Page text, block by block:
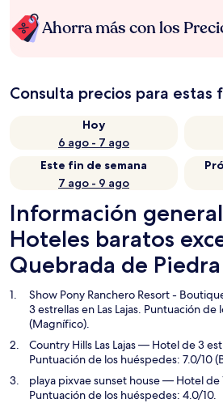
Ahorra más con los
Consulta precios para estas
Hoy
6 ago - 7 ago
Este fin de semana
7 ago - 9 ago
Información
Hoteles baratos
Quebrada de Piedra
Show Pony Ranchero Resort -
3 estrellas en Las Lajas. Puntuación
(Magnífico).
Country Hills Las Lajas— Hotel de 3
Puntuación de los huéspedes: 7.0/10
playa pixvae sunset house— Hotel de
Puntuación de los huéspedes: 4.0/10.